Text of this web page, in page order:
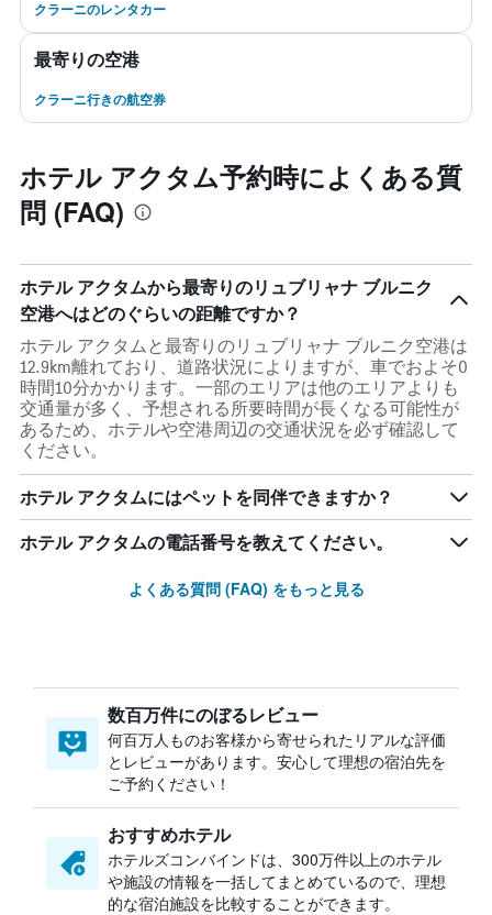
クラーニのレンタカー
最寄りの空港
クラーニ行きの航空券
ホテル アクタム予約時によくある質
問 (FAQ)
ホテル アクタムから最寄りのリュブリャナ ブルニク
空港へはどのぐらいの距離ですか？
ホテル アクタムと最寄りのリュブリャナ ブルニク空港は
12.9km離れており、道路状況によりますが、車でおよそ0
時間10分かかります。一部のエリアは他のエリアよりも
交通量が多く、予想される所要時間が長くなる可能性が
あるため、ホテルや空港周辺の交通状況を必ず確認して
ください。
ホテル アクタムにはペットを同伴できますか？
ホテル アクタムの電話番号を教えてください。
よくある質問 (FAQ) をもっと見る
数百万件にのぼるレビュー
何百万人ものお客様から寄せられたリアルな評価
とレビューがあります。安心して理想の宿泊先を
ご予約ください！
おすすめホテル
ホテルズコンバインドは、300万件以上のホテル
や施設の情報を一括してまとめているので、理想
的な宿泊施設を比較することができます。